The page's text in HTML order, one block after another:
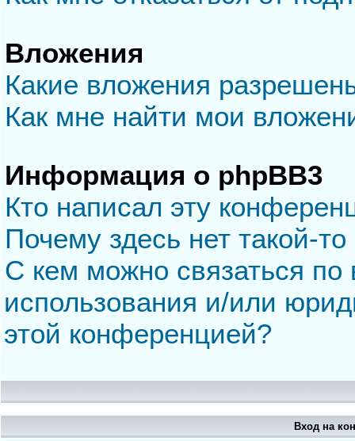
Вложения
Какие вложения
Как мне найти мои
Информация о phpBB3
Кто написал эту
Почему здесь нет такой-
С кем можно связаться по
использования и/или
этой конференцией?
Вход на